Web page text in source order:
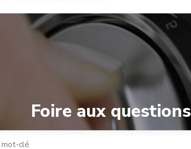
Foire aux questions